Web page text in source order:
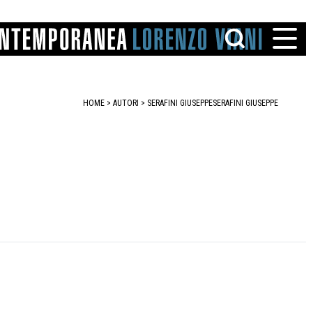
HOME > AUTORI > SERAFINI GIUSEPPESERAFINI GIUSEPPE